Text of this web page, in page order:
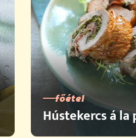
főétel
Hústekercs á la